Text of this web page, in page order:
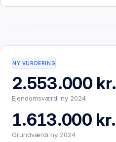
NY VURDERING
2.553.000 kr.
Ejendomsværdi ny 2024
1.613.000 kr.
Grundværdi ny 2024